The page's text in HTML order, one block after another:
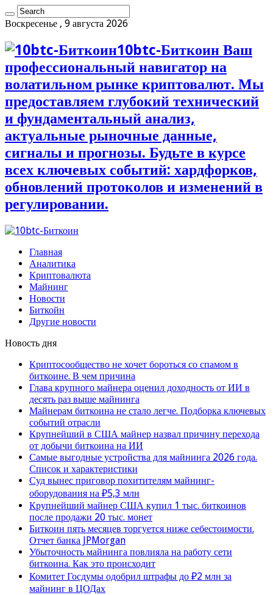
Воскресенье , 9 августа 2026
10btc-Биткоин Ваш
профессиональный навигатор на
волатильном рынке криптовалют. Мы
предоставляем глубокий технический
и фундаментальный анализ,
актуальные рыночные данные,
сигналы и прогнозы. Будьте в курсе
всех ключевых событий: хардфорков,
обновлений протоколов и изменений в
регулировании.
Главная
Аналитика
Криптовалюта
Майнинг
Новости
Биткойн
Другие новости
Новость дня
Криптосообщество не хочет бороться со спамом в
биткоине. В чем причина
Глава крупного майнера оценил доходность от ИИ в
десять раз выше майнинга
Майнерам биткоина не стало легче. Подборка ключевых
событий отрасли
Крупнейший в США майнер назвал причину перехода
от добычи биткоина на ИИ
Самые выгодные устройства для майнинга 2026 года.
Список и характеристики
Суд вынес приговор похитителям майнинг-
оборудования на ₽5,3 млн
Крупнейший майнер США купил 1 тыс. биткоинов
после продажи 20 тыс. монет
Биткоин пять месяцев торгуется ниже себестоимости.
Отчет банка JPMorgan
Убыточность майнинга повлияла на работу сети
биткоина. Как это происходит
Комитет Госдумы одобрил штрафы до ₽2 млн за
майнинг в ЦОДах